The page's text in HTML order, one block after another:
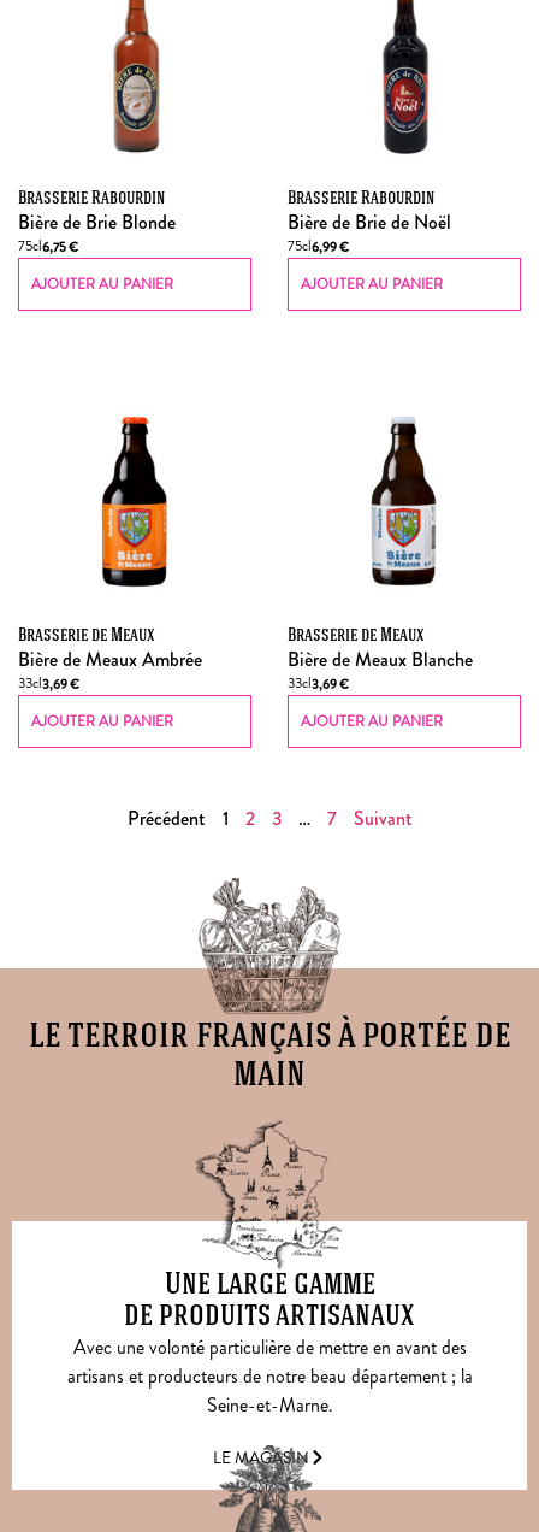
Brasserie Rabourdin
Bière de Brie Blonde
75cl6,75€
AJOUTER AU PANIER
Brasserie Rabourdin
Bière de Brie de Noël
75cl6,99€
AJOUTER AU PANIER
Brasserie de Meaux
Bière de Meaux Ambrée
33cl3,69€
AJOUTER AU PANIER
Brasserie de Meaux
Bière de Meaux Blanche
33cl3,69€
AJOUTER AU PANIER
Précédent 1 2 3 … 7 Suivant
le terroir français à portée de
main
Une large gamme
de produits artisanaux
Avec une volonté particulière de mettre en avant des
artisans et producteurs de notre beau département ; la
Seine-et-Marne.
LE MAGASIN